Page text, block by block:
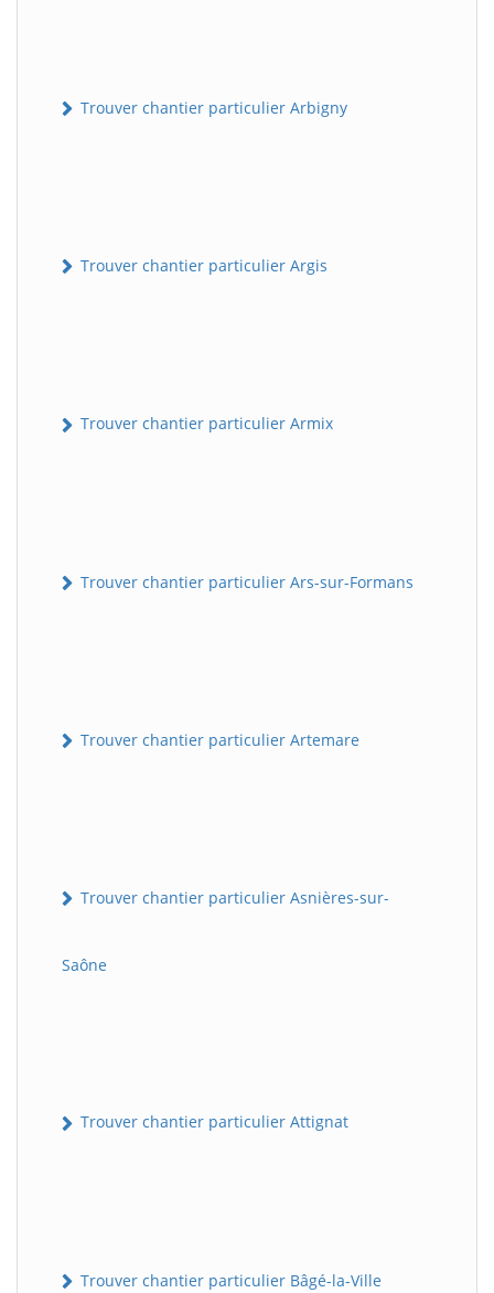
Trouver chantier particulier Arbigny
Trouver chantier particulier Argis
Trouver chantier particulier Armix
Trouver chantier particulier Ars-sur-Formans
Trouver chantier particulier Artemare
Trouver chantier particulier Asnières-sur-
Saône
Trouver chantier particulier Attignat
Trouver chantier particulier Bâgé-la-Ville